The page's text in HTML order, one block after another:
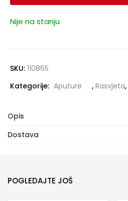
Nije na stanju
SKU: 110865
Kategorije: Aputure , Rasvjeta,
Opis
Dostava
POGLEDAJTE JOŠ